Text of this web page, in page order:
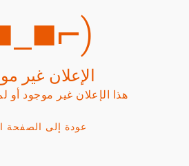
الإعلان غير
هذا الإعلان غير موجود أو
عودة إلى الصفحة